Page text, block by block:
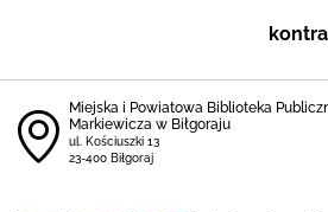
Miejska i Powiatowa Biblioteka
Markiewicza w Biłgoraju
ul. Kościuszki 13
23-400 Biłgoraj